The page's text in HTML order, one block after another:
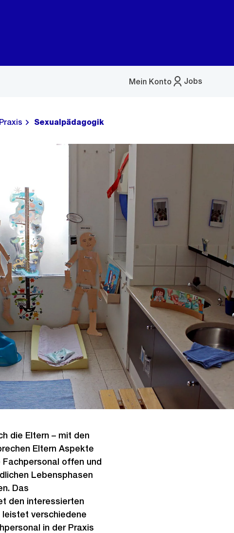
Jobs
Mein Konto
Menü
Sexualpädagogik
die Eltern – mit den
Eltern Aspekte
offen und
Lebensphasen
Das
den interessierten
leistet verschiedene
in der Praxis